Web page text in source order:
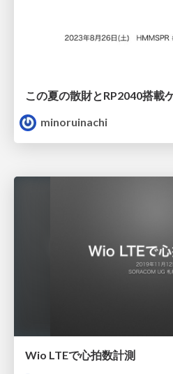
minoruinachi
Wio LTEで心拍数計測